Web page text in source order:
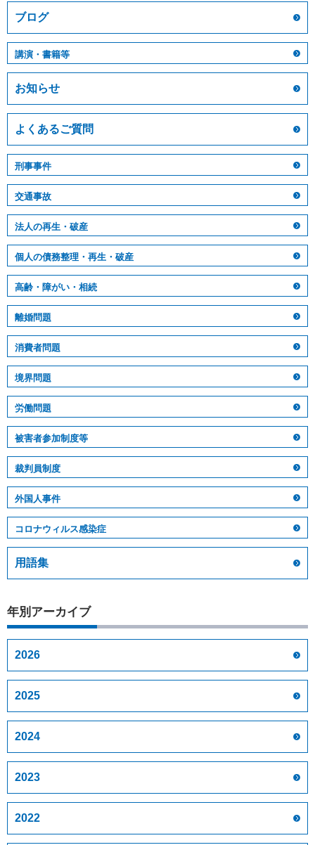
ブログ
講演・書籍等
お知らせ
よくあるご質問
刑事事件
交通事故
法人の再生・破産
個人の債務整理・再生・破産
高齢・障がい・相続
離婚問題
消費者問題
境界問題
労働問題
被害者参加制度等
裁判員制度
外国人事件
コロナウィルス感染症
用語集
年別アーカイブ
2026
2025
2024
2023
2022